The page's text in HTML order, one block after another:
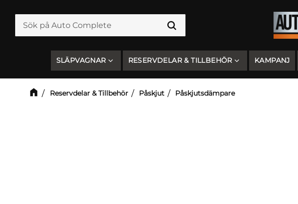
SLÄPVAGNAR RESERVDELAR & TILLBEHÖR KAMPANJ
Reservdelar & Tillbehör Påskjut Påskjutsdämpare